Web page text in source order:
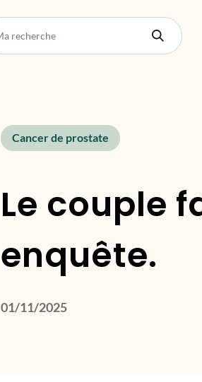
Cancer de prostate
Le couple
enquête.
01/11/2025